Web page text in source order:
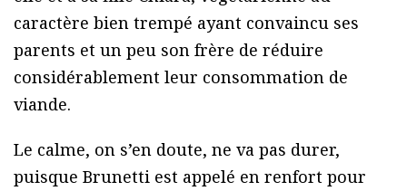
caractère bien trempé ayant convaincu ses
parents et un peu son frère de réduire
considérablement leur consommation de
viande.
Le calme, on s’en doute, ne va pas durer,
puisque Brunetti est appelé en renfort pour